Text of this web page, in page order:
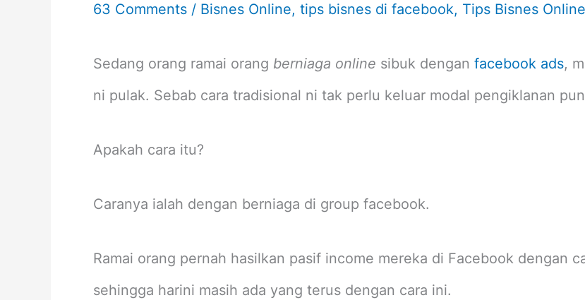
63 Comments / Bisnes Online, tips bisnes di facebook, Tips Bisnes Online
Sedang orang ramai orang berniaga online sibuk dengan facebook ads,
ni pulak. Sebab cara tradisional ni tak perlu keluar modal pengiklanan
Apakah cara itu?
Caranya ialah dengan berniaga di group facebook.
Ramai orang pernah hasilkan pasif income mereka di Facebook dengan
sehingga harini masih ada yang terus dengan cara ini.